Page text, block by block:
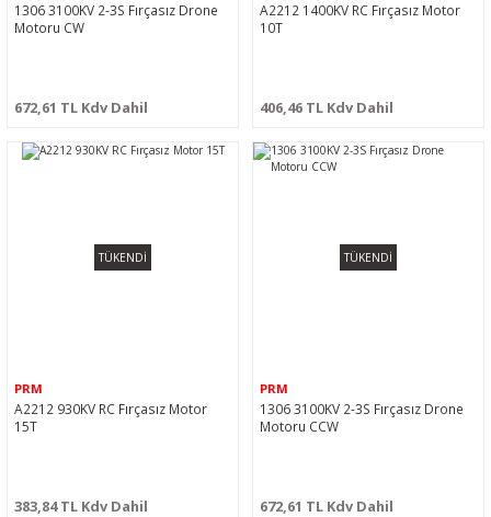
1306 3100KV 2-3S Fırçasız Drone
Motoru CW
672,61 TL Kdv Dahil
A2212 1400KV RC Fırçasız Motor
10T
406,46 TL Kdv Dahil
TÜKENDİ
PRM
A2212 930KV RC Fırçasız Motor
15T
383,84 TL Kdv Dahil
TÜKENDİ
PRM
1306 3100KV 2-3S Fırçasız Drone
Motoru CCW
672,61 TL Kdv Dahil